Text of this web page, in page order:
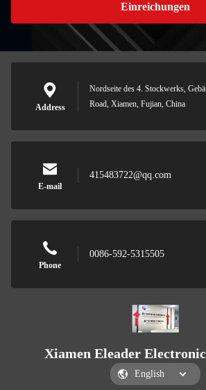
Einreichungen
Address
Nordseite des 4. Stockwerks,
Road, Xiamen, Fujian, China
E-mail
415483722@qq.com
Phone
0086-592-5315505
Xiamen Eleader